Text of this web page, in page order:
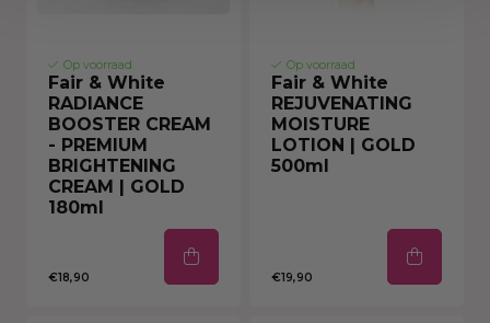
Op voorraad
Fair & White
RADIANCE
BOOSTER CREAM
- PREMIUM
BRIGHTENING
CREAM | GOLD
180ml
€18,90
Op voorraad
Fair & White
REJUVENATING
MOISTURE
LOTION | GOLD
500ml
€19,90